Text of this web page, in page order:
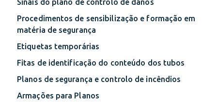
Sinais do plano de controlo de danos
Procedimentos de sensibilização e formação em
matéria de segurança
Etiquetas temporárias
Fitas de identificação do conteúdo dos tubos
Planos de segurança e controlo de incêndios
Armações para Planos